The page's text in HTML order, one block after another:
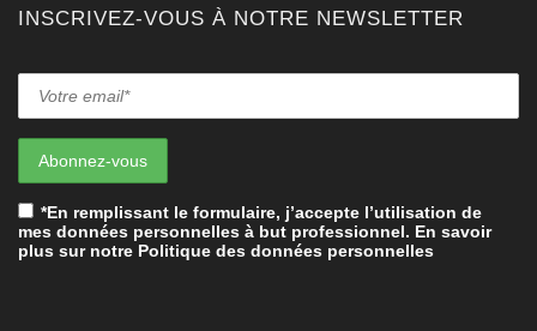
INSCRIVEZ-VOUS À NOTRE NEWSLETTER
*En remplissant le formulaire, j’accepte l’utilisation de
mes données personnelles à but professionnel. En savoir
plus sur notre Politique des données personnelles